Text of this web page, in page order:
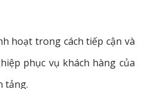
hoạt trong cách tiếp cận và
phục vụ khách hàng của
tảng.